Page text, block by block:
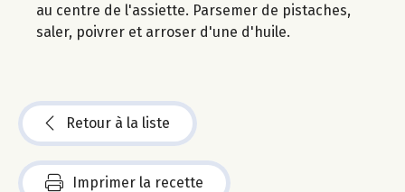
au centre de l'assiette. Parsemer de pistaches,
saler, poivrer et arroser d'une d'huile.
Retour à la liste
Imprimer la recette